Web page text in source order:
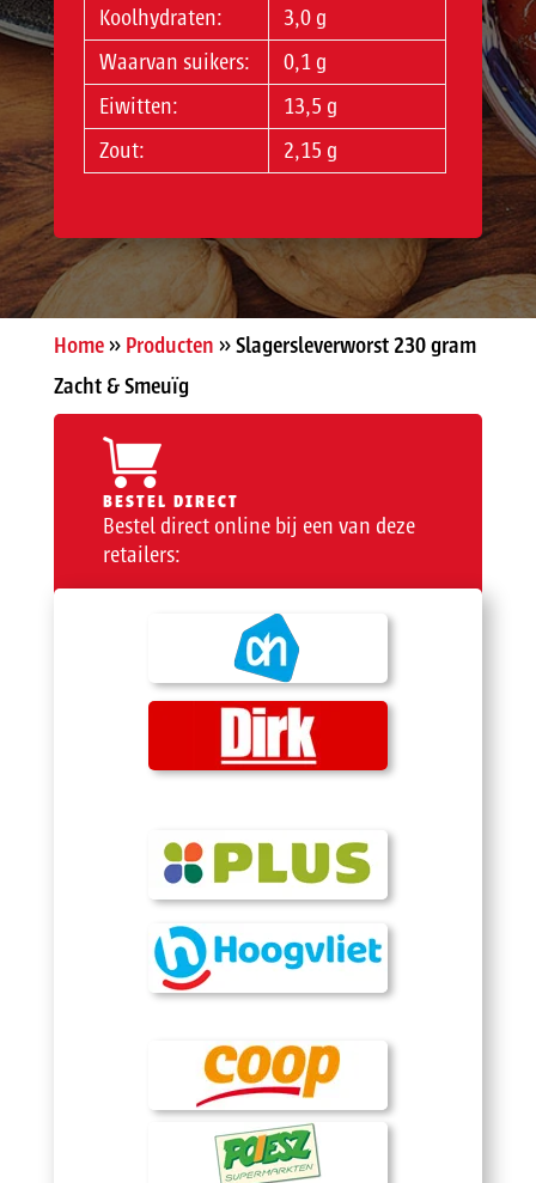
Koolhydraten:
3,0 g
Waarvan suikers:
0,1 g
Eiwitten:
13,5 g
Zout:
2,15 g
Home» Producten »Slagersleverworst 230 gram
Zacht & Smeuïg
BESTEL DIRECT
Bestel direct online bij een van deze
retailers: